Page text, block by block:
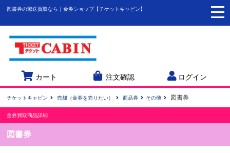
図書券の郵送買取なら｜金券ショップ【チケットキャビン】
カート 注文確認 ログイン
チケットキャビン 売却（金券を売りたい） 商品券 その他 図書券
金券買取商品詳細
図書券